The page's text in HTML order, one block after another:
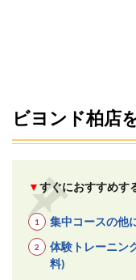
ビヨンド柏店
▼すぐにおすすめす
集中コースの他
体験トレーニン
料)